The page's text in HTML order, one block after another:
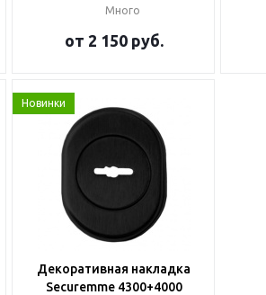
Много
от 2 150 руб.
Новинки
Декоративная накладка
Securemme 4300+4000